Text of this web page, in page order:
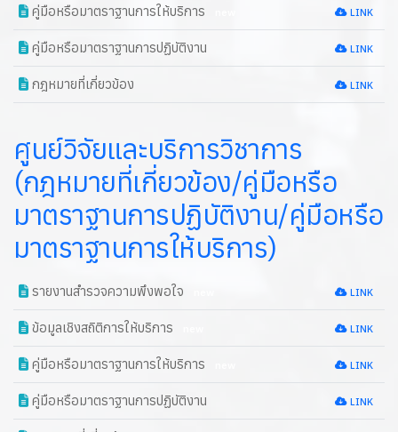
คู่มือหรือมาตราฐานการให้บริการ LINK
คู่มือหรือมาตราฐานการปฏิบัติงาน LINK
กฎหมายที่เกี่ยวข้อง LINK
ศูนย์วิจัยและบริการวิชาการ
(กฎหมายที่เกี่ยวข้อง/คู่มือหรือ
มาตราฐานการปฏิบัติงาน/คู่มือหรือ
มาตราฐานการให้บริการ)
รายงานสำรวจความพึงพอใจ LINK
ข้อมูลเชิงสถิติการให้บริการ LINK
คู่มือหรือมาตราฐานการให้บริการ LINK
คู่มือหรือมาตราฐานการปฏิบัติงาน LINK